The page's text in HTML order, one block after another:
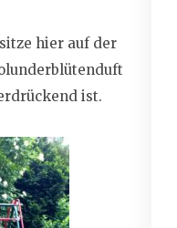
hier auf der
ist.